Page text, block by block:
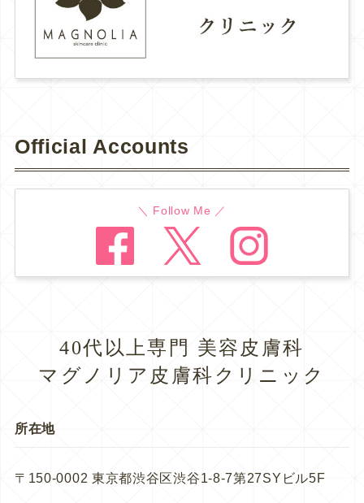
Official Accounts
＼ Follow Me ／
40代以上専門 美容皮膚科
マグノリア皮膚科クリニック
所在地
〒150-0002 東京都渋谷区渋谷1-8-7第27SYビル5F